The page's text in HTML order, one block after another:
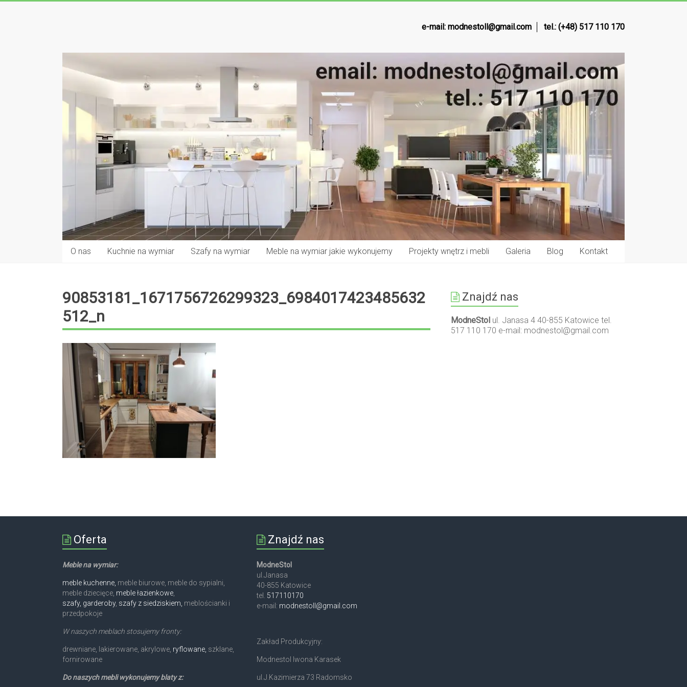
e-mail: modnestoll@gmail.com tel.: (+48) 517 110 170
O nas Kuchnie na wymiar Szafy na wymiar Meble na wymiar jakie wykonujemy Projekty wnętrz i mebli Galeria Blog Kontakt
90853181_1671756726299323_6984017423485632
512_n
Znajdź nas
ModneStol ul. Janasa 4 40-855 Katowice tel.
517 110 170 e-mail: modnestol@gmail.com
Oferta
Meble na wymiar:
meble kuchenne, meble biurowe, meble do sypialni,
meble dziecięce, meble łazienkowe
szafy, garderoby, szafy z siedziskiem, meblościanki i
przedpokoje
W naszych meblach stosujemy fronty:
drewniane, lakierowane, akrylowe, ryflowane, szklane,
fornirowane
Do naszych mebli wykonujemy blaty z:
Znajdź nas
ModneStol
ul.Janasa
40-855 Katowice
tel. 517110170
e-mail: modnestoll@gmail.com
Zakład Produkcyjny:
Modnestol Iwona Karasek
ul.J.Kazimierza 73 Radomsko